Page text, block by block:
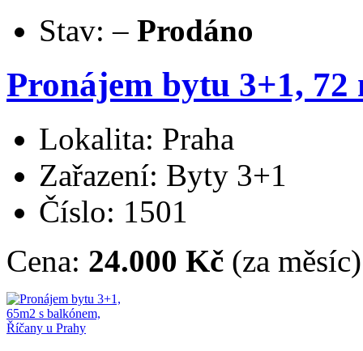
Stav: – Prodáno
Pronájem bytu 3+1, 72
Lokalita: Praha
Zařazení: Byty 3+1
Číslo: 1501
Cena: 24.000 Kč (za měsíc)